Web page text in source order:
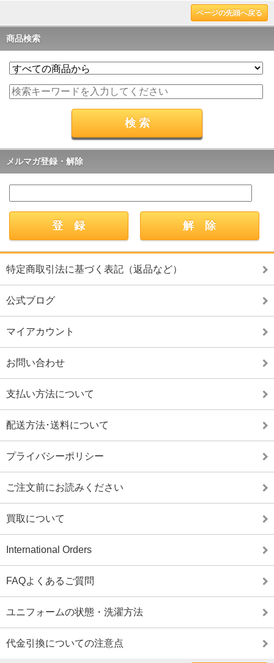
ページの先頭へ戻る
商品検索
メルマガ登録・解除
特定商取引法に基づく表記（返品など）
公式ブログ
マイアカウント
お問い合わせ
支払い方法について
配送方法･送料について
プライバシーポリシー
ご注文前にお読みください
買取について
International Orders
FAQよくあるご質問
ユニフォームの状態・洗濯方法
代金引換についての注意点